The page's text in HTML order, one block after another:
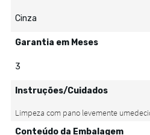
Cinza
Garantia em Meses
3
Instruções/Cuidados
Conteúdo da Embalagem